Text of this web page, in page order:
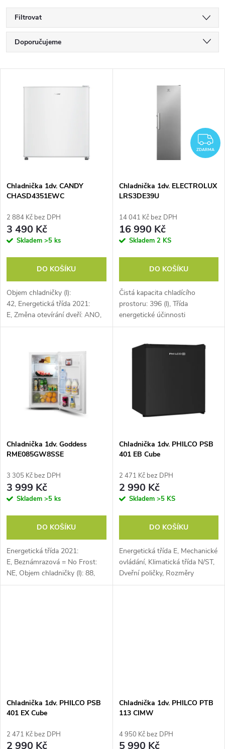
Filtrovat
Ř
a
p
r
o
u
k
Doporučujeme
s
p
r
o
d
u
k
Chladnička 1dv. CANDY
CHASD4351EWC
2 884 Kč bez DPH
3 490 Kč
Skladem >5 ks
DO KOŠÍKU
Objem chladničky (l):
42, Energetická třída 2021:
E, Změna otevírání dveří: ANO,
ZDARMA
Chladnička 1dv. ELECTROLUX
LRS3DE39U
14 041 Kč bez DPH
16 990 Kč
Skladem 2 KS
DO KOŠÍKU
Čistá kapacita chladícího
prostoru: 396 (l), Třída
energetické účinnosti
E, Celkový objem (lit.) 395,
Chladnička 1dv. Goddess
RME085GW8SSE
3 305 Kč bez DPH
3 999 Kč
Skladem >5 ks
DO KOŠÍKU
Energetická třída 2021:
E, Beznámrazová = No Frost:
NE, Objem chladničky (l): 88,
Změna otevírání dveří: ANO,
Chladnička 1dv. PHILCO PSB
401 EB Cube
2 471 Kč bez DPH
2 990 Kč
Skladem >5 KS
DO KOŠÍKU
Energetická třída E, Mechanické
ovládání, Klimatická třída N/ST,
Dveřní poličky, Rozměry
(VxŠxH): 51x44x47 cm.
Chladnička 1dv. PHILCO PSB
401 EX Cube
2 471 Kč bez DPH
2 990 Kč
Chladnička 1dv. PHILCO PTB
113 CIMW
4 950 Kč bez DPH
5 990 Kč